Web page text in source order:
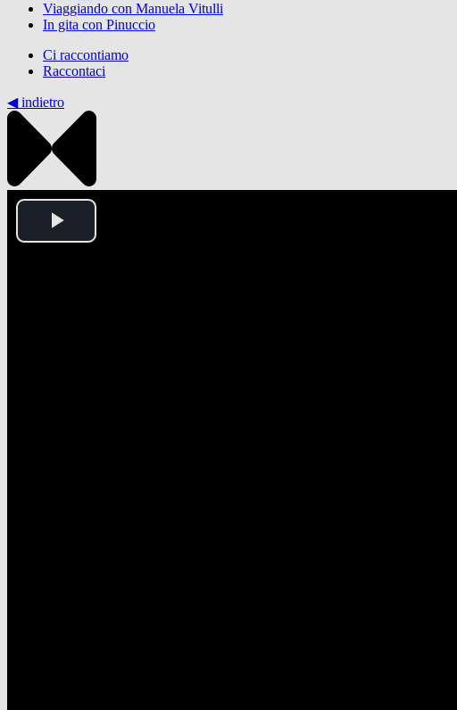
Viaggiando con Manuela Vitulli
In gita con Pinuccio
Ci raccontiamo
Raccontaci
◀︎ indietro
Play